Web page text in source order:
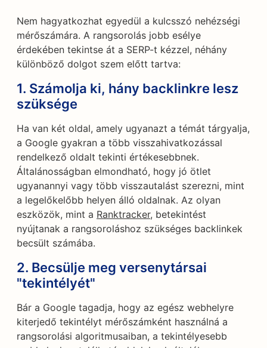
Nem hagyatkozhat egyedül a kulcsszó nehézségi
mérőszámára. A rangsorolás jobb esélye
érdekében tekintse át a SERP-t kézzel, néhány
különböző dolgot szem előtt tartva:
1. Számolja ki, hány backlinkre lesz
szüksége
Ha van két oldal, amely ugyanazt a témát tárgyalja,
a Google gyakran a több visszahivatkozással
rendelkező oldalt tekinti értékesebbnek.
Általánosságban elmondható, hogy jó ötlet
ugyanannyi vagy több visszautalást szerezni, mint
a legelőkelőbb helyen álló oldalnak. Az olyan
eszközök, mint a Ranktracker, betekintést
nyújtanak a rangsoroláshoz szükséges backlinkek
becsült számába.
2. Becsülje meg versenytársai
"tekintélyét"
Bár a Google tagadja, hogy az egész webhelyre
kiterjedő tekintélyt mérőszámként használná a
rangsorolási algoritmusaiban, a tekintélyesebb